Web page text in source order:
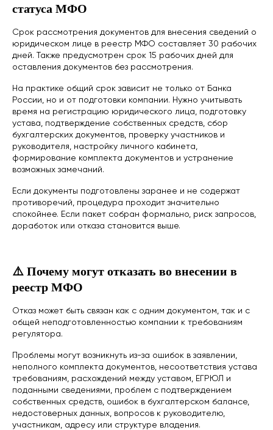
статуса МФО
Срок рассмотрения документов для внесения сведений о
юридическом лице в реестр МФО составляет 30 рабочих
дней. Также предусмотрен срок 15 рабочих дней для
оставления документов без рассмотрения.
На практике общий срок зависит не только от Банка
России, но и от подготовки компании. Нужно учитывать
время на регистрацию юридического лица, подготовку
устава, подтверждение собственных средств, сбор
бухгалтерских документов, проверку участников и
руководителя, настройку личного кабинета,
формирование комплекта документов и устранение
возможных замечаний.
Если документы подготовлены заранее и не содержат
противоречий, процедура проходит значительно
спокойнее. Если пакет собран формально, риск запросов,
доработок или отказа становится выше.
⚠️ Почему могут отказать во внесении в
реестр МФО
Отказ может быть связан как с одним документом, так и с
общей неподготовленностью компании к требованиям
регулятора.
Проблемы могут возникнуть из-за ошибок в заявлении,
неполного комплекта документов, несоответствия устава
требованиям, расхождений между уставом, ЕГРЮЛ и
поданными сведениями, проблем с подтверждением
собственных средств, ошибок в бухгалтерском балансе,
недостоверных данных, вопросов к руководителю,
участникам, адресу или структуре владения.